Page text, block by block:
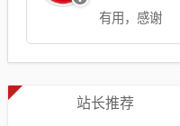
有用，感谢
站长推荐